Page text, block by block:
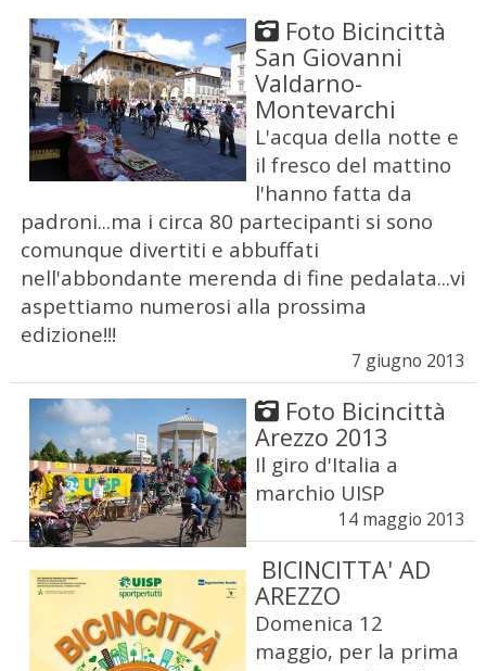
Foto Bicincittà
San Giovanni
Valdarno-
Montevarchi
L'acqua della notte e
il fresco del mattino
l'hanno fatta da
padroni...ma i circa 80 partecipanti si sono
comunque divertiti e abbuffati
nell'abbondante merenda di fine pedalata...vi
aspettiamo numerosi alla prossima
edizione!!!
7 giugno 2013
Foto Bicincittà
Arezzo 2013
Il giro d'Italia a
marchio UISP
14 maggio 2013
BICINCITTA' AD
AREZZO
Domenica 12
maggio, per la prima